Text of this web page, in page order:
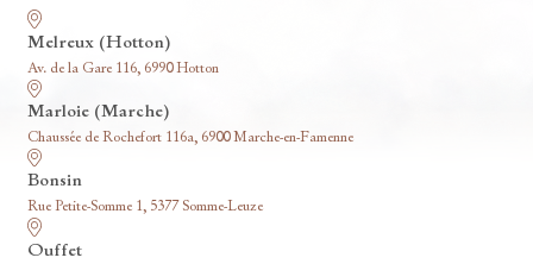
Melreux (Hotton)
Av. de la Gare 116, 6990 Hotton
Marloie (Marche)
Chaussée de Rochefort 116a, 6900 Marche-en-Famenne
Bonsin
Rue Petite-Somme 1, 5377 Somme-Leuze
Ouffet